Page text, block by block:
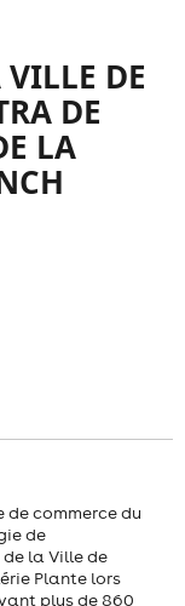
DE
DE
LA
de commerce du
de
la Ville de
Plante lors
plus de 860